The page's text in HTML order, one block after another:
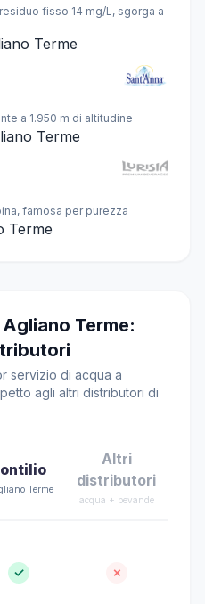
fisso 14 mg/L, sgorga a
Terme
a 1.950 m di altitudine
Terme
famosa per purezza
Terme
Terme:
servizio di acqua a
agli altri distributori di
Terme
Altri
distributori
acqua + bevande
✓ ✗